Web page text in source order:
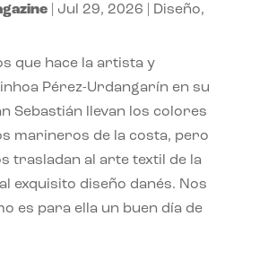
| Jul 29, 2026 Diseño,
que hace la artista y
Pérez-Urdangarín en su
Sebastián llevan los colores
marineros de la costa, pero
trasladan al arte textil de la
exquisito diseño danés. Nos
es para ella un buen día de